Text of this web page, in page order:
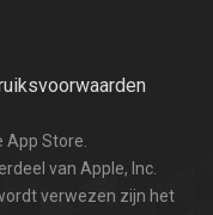
App Store.
van Apple, Inc.
verwezen zijn het